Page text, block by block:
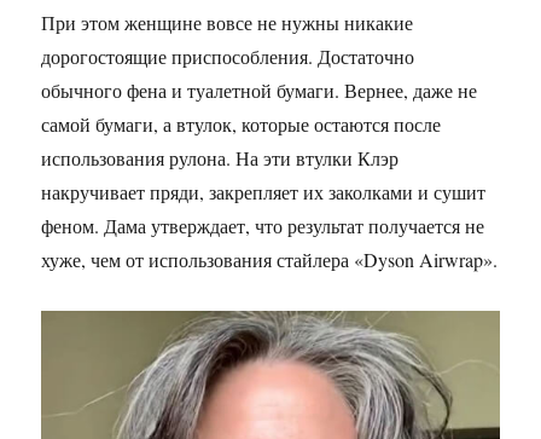
При этом женщине вовсе не нужны никакие
дорогостоящие приспособления. Достаточно
обычного фена и туалетной бумаги. Вернее, даже не
самой бумаги, а втулок, которые остаются после
использования рулона. На эти втулки Клэр
накручивает пряди, закрепляет их заколками и сушит
феном. Дама утверждает, что результат получается не
хуже, чем от использования стайлера «Dyson Airwrap».